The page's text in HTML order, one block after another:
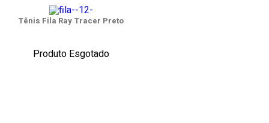
Tênis Fila Ray Tracer Preto
Produto Esgotado